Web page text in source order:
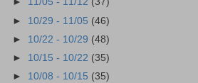
► 10/29 - 11/05 (46)
► 10/22 - 10/29 (48)
► 10/15 - 10/22 (35)
► 10/08 - 10/15 (35)